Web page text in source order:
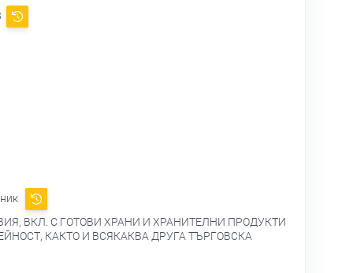
ВКЛ. С ГОТОВИ ХРАНИ И ХРАНИТЕЛНИ ПРОДУКТИ
КАКТО И ВСЯКАКВА ДРУГА ТЪРГОВСКА